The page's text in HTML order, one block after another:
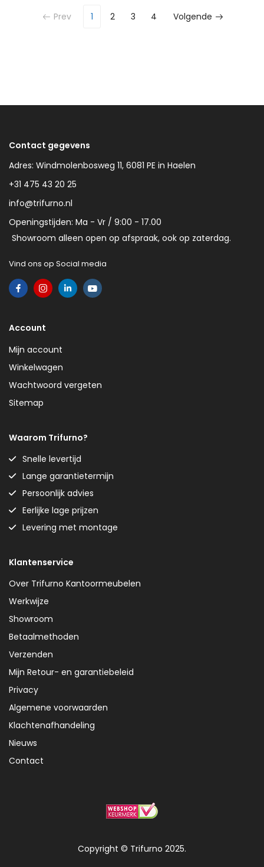
Prev 1 2 3 4 Volgende
Contact gegevens
Adres: Windmolenbosweg 11, 6081 PE in Haelen
+31 475 43 20 25
info@trifurno.nl
Openingstijden: Ma - Vr / 9:00 - 17.00
Showroom alleen open op afspraak, ook op zaterdag.
Vind ons op Social media
Account
Mijn account
Winkelwagen
Wachtwoord vergeten
Sitemap
Waarom Trifurno?
Snelle levertijd
Lange garantietermijn
Persoonlijk advies
Eerlijke lage prijzen
Levering met montage
Klantenservice
Over Trifurno Kantoormeubelen
Werkwijze
Showroom
Betaalmethoden
Verzenden
Mijn Retour- en garantiebeleid
Privacy
Algemene voorwaarden
Klachtenafhandeling
Nieuws
Contact
Copyright © Trifurno 2025.